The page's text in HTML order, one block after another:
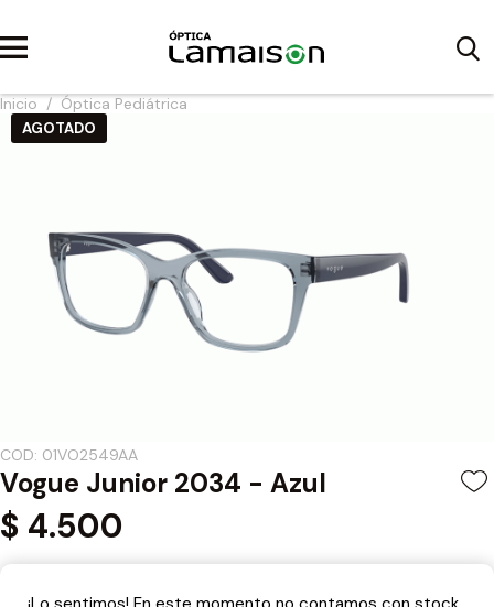
Inicio / Óptica Pediátrica
AGOTADO
COD: 01VO2549AA
Vogue Junior 2034 - Azul
$ 4.500